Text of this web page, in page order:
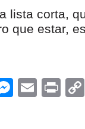
lista corta,
que estar,
Email